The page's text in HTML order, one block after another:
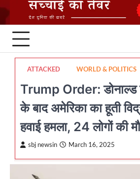
ATTACKED WORLD & POLITICS
Trump Order:
के बाद अमेरिका का हूती
हवाई हमला, 24 लोगों की
sbj newsin March 16, 2025